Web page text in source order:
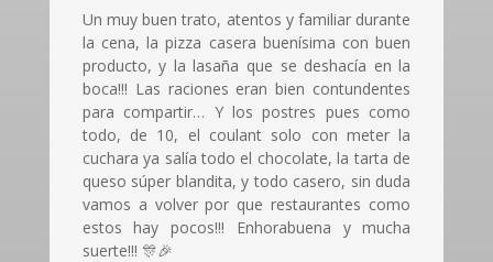
Un muy buen trato, atentos y familiar durante
la cena, la pizza casera buenísima con buen
producto, y la lasaña que se deshacía en la
boca!!! Las raciones eran bien contundentes
para compartir… Y los postres pues como
todo, de 10, el coulant solo con meter la
cuchara ya salía todo el chocolate, la tarta de
queso súper blandita, y todo casero, sin duda
vamos a volver por que restaurantes como
estos hay pocos!!! Enhorabuena y mucha
suerte!!! 🎊🎉